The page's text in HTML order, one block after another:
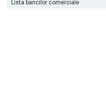
Lista bancilor comerciale